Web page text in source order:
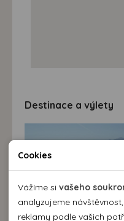
Destinace a výlety
Cookies
Vážíme si vašeho
analyzujeme
reklamy podle vašich
Nutné cookies pomáhají,
použitelná tak, že umožní
stránky a přístup k